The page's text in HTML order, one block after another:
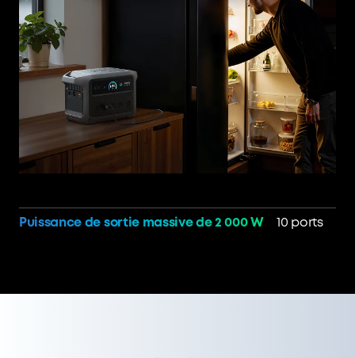
Puissance de sortie massive de 2 000 W 10 ports